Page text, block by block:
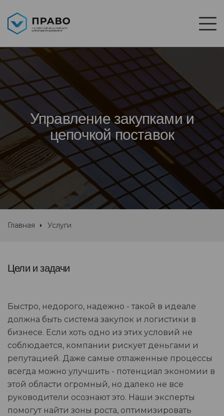
Управление закупками и
цепочкой поставок
Главная Услуги
Цели и задачи
Быстро, недорого, надежно - такой в идеале
должна быть система закупок и логистики в
бизнесе. Если хоть одно из этих условий не
соблюдается, компании рискует деньгами и
репутацией. Даже самые отлаженные процессы
всегда можно улучшить - потенциал экономии в
этой области огромный, но далеко не все
руководители осознают это. Наши эксперты
помогут найти зоны роста, оптимизировать